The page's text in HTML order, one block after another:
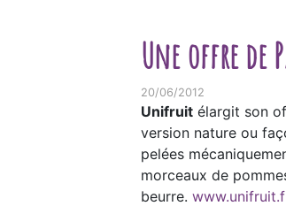
Une offre de
20/06/2012
Unifruit élargit son
version nature ou
pelées
morceaux de
beurre.